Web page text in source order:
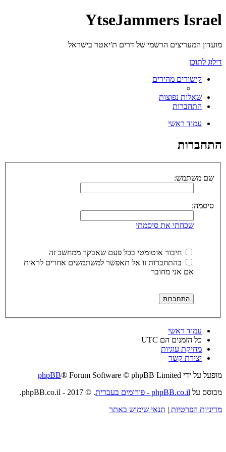
YtseJammers Israel
מועדון המעריצים הרשמי של דרים ת'יאטר בישראל
דילוג לתוכן
קישורים מהירים
שאלות נפוצות
התחברות
עמוד ראשי
התחברות
שם משתמש:
סיסמה:
שכחתי את סיסמתי
חיבור אוטומטי בכל פעם שאבקר ממחשב זה
בהתחברות זו אל תאפשר למשתמשים אחרים לראות
אם אני מחובר
עמוד ראשי
כל הזמנים הם UTC
מחיקת עוגיות
יצירת קשר
מופעל על ידי
phpBB® Forum Software © phpBB Limited
מבוסס על phpBB.co.il - פורומים בעברית
. © 2017 - phpBB.co.il.
מדיניות הפרטיות | תנאי שימוש באתר